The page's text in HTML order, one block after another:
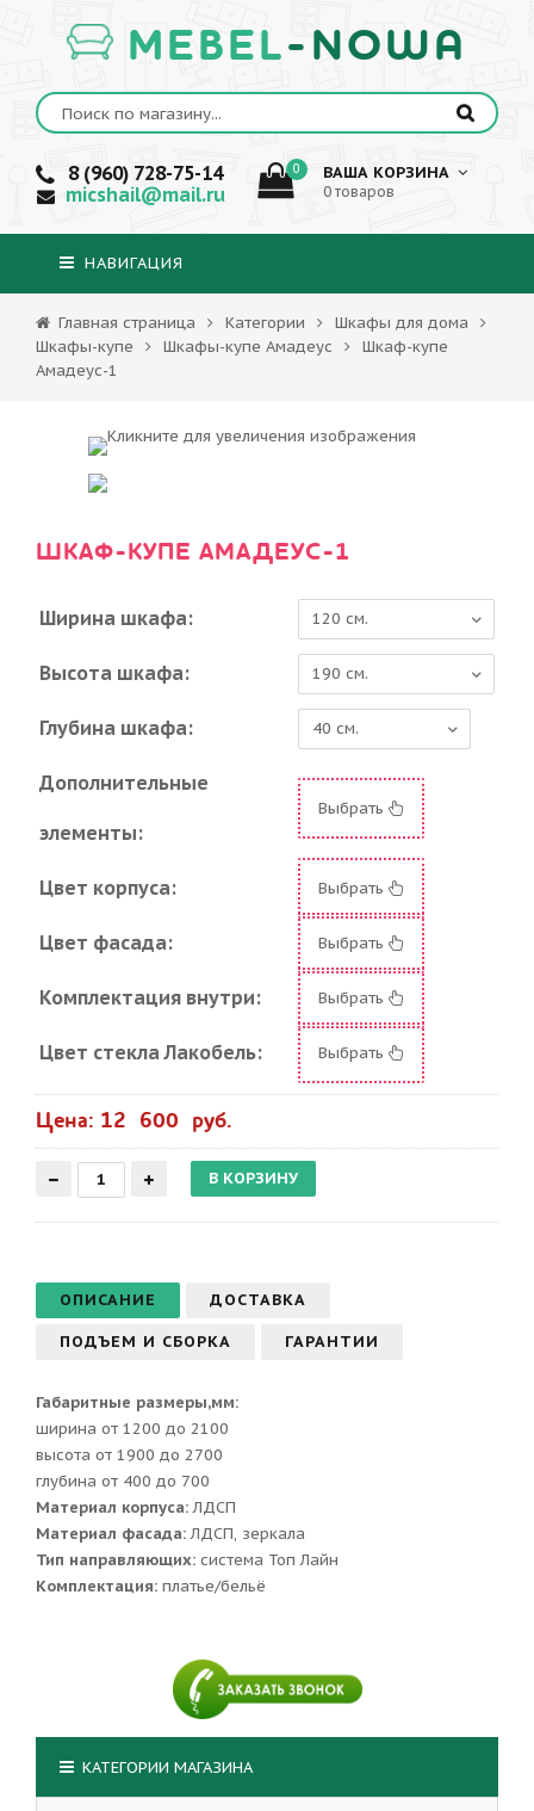
MEBEL-NOWA
8 (960) 728-75-14
micshail@mail.ru
0 ВАША КОРЗИНА
0 товаров
НАВИГАЦИЯ
Главная страница Категории
Шкафы для дома
Шкафы-купе
Шкафы-купе Амадеус
Шкаф-купе
Амадеус-1
ШКАФ-КУПЕ АМАДЕУС-1
Ширина шкафа:
Высота шкафа:
Глубина шкафа:
Дополнительные
элементы:
Выбрать
Цвет корпуса: Выбрать
Цвет фасада: Выбрать
Комплектация внутри: Выбрать
Цвет стекла Лакобель: Выбрать
Цена: 12 600 руб.
ОПИСАНИЕ ДОСТАВКА
ПОДЪЕМ И СБОРКА ГАРАНТИИ
Габаритные размеры,мм:
ширина от 1200 до 2100
высота от 1900 до 2700
глубина от 400 до 700
Материал корпуса:ЛДСП
Материал фасада:ЛДСП, зеркала
Тип направляющих: система Топ Лайн
Комплектация: платье/бельё
КАТЕГОРИИ МАГАЗИНА